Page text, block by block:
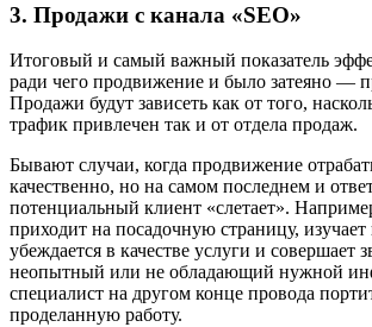
3. Продажи с канала «SEO»
Итоговый и самый важный показатель
ради чего продвижение и было затеяно —
Продажи будут зависеть как от того,
трафик привлечен так и от отдела продаж.
Бывают случаи, когда продвижение
качественно, но на самом последнем и
потенциальный клиент «слетает».
приходит на посадочную страницу,
убеждается в качестве услуги и совершает
неопытный или не обладающий нужной
специалист на другом конце провода
проделанную работу.